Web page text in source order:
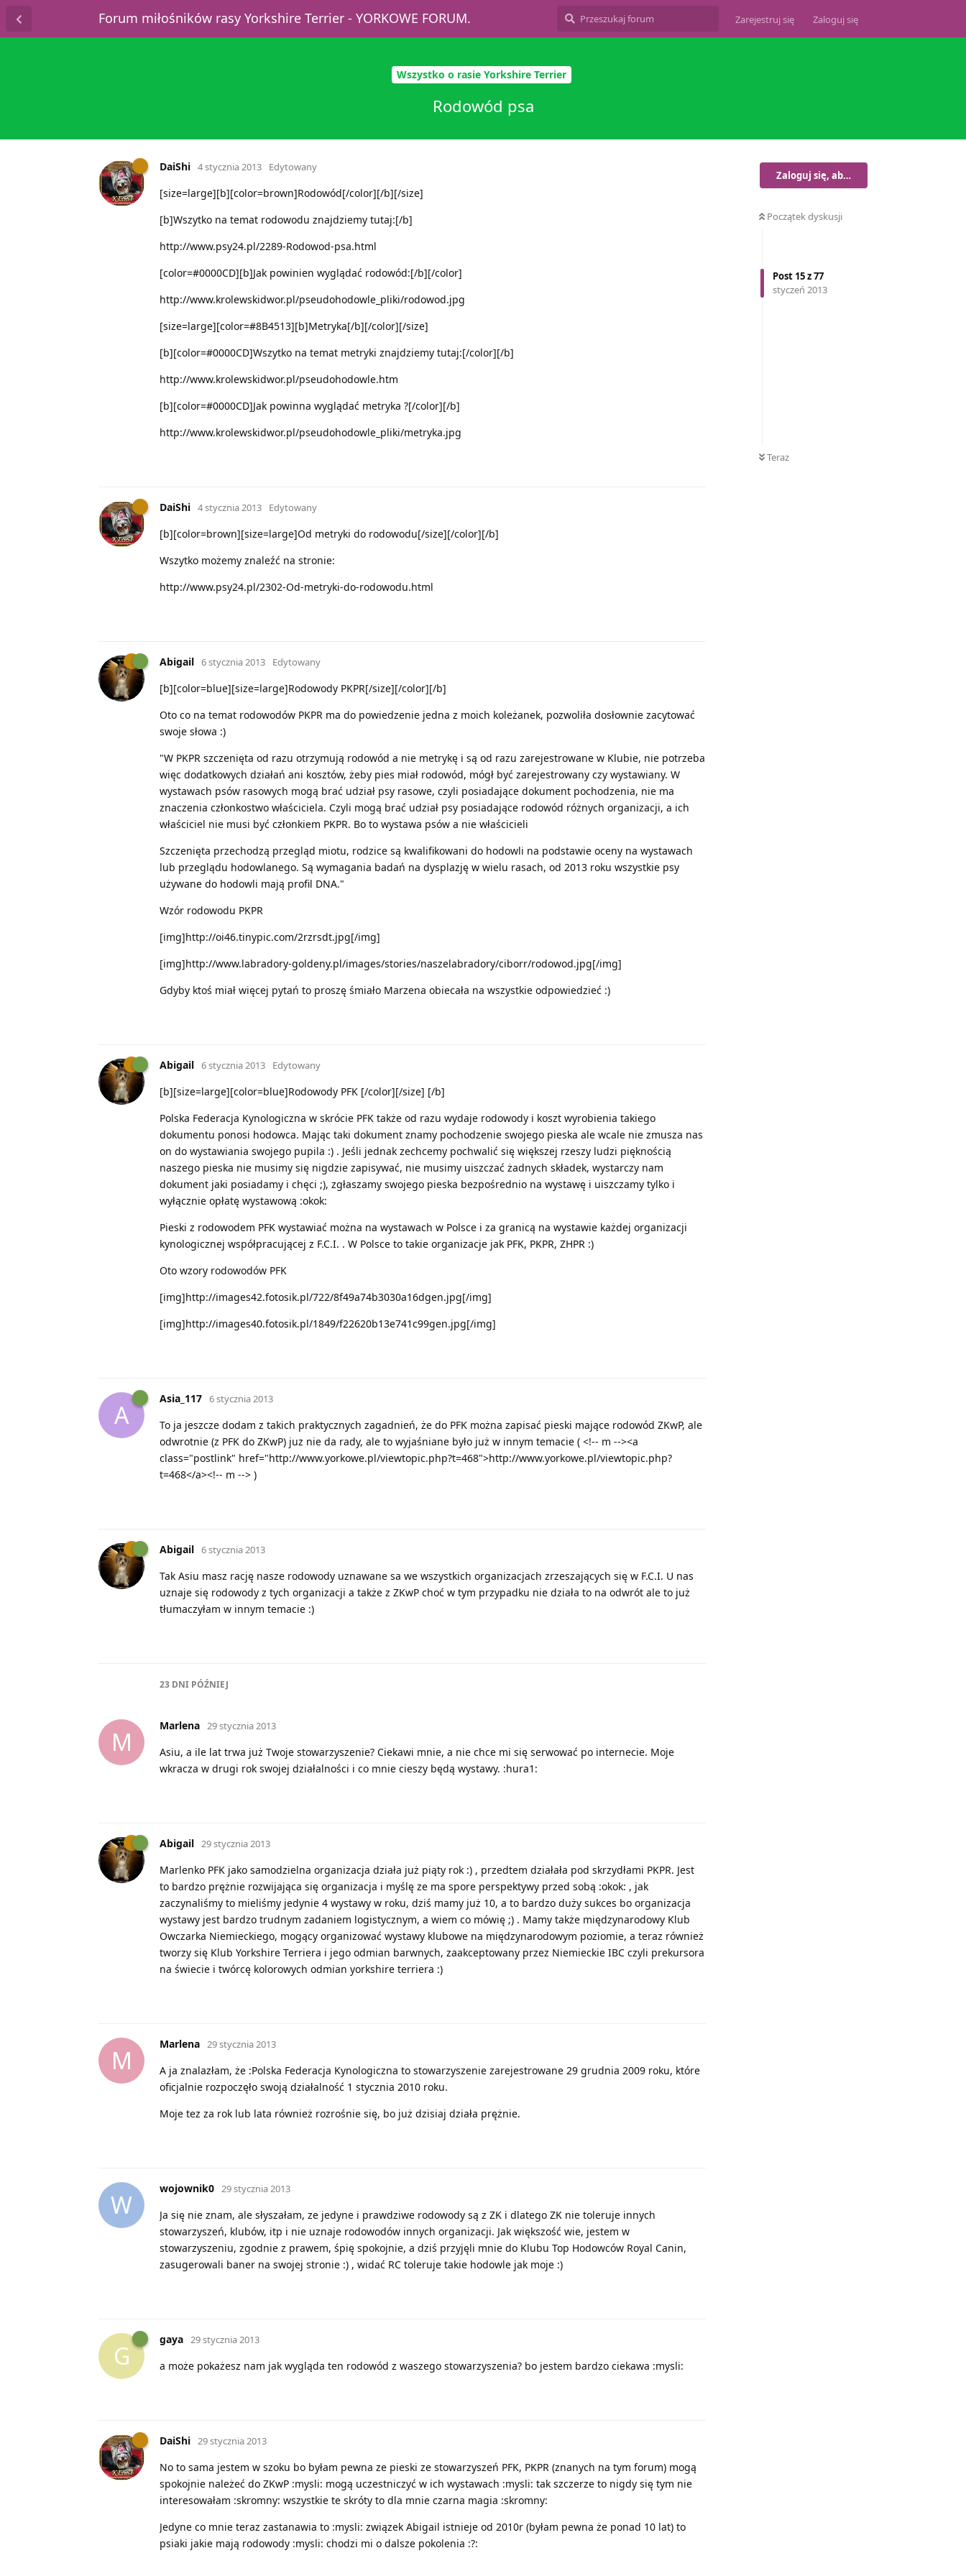
Forum miłośników rasy Yorkshire Terrier - YORKOWE FORUM. Zarejestruj się Zaloguj się
Wszystko o rasie Yorkshire Terrier
Rodowód psa
Zaloguj się, aby odpisać
Początek dyskusji
Post 15z77
styczeń 2013
Teraz
DaiShi 4 stycznia 2013 Edytowany
[size=large][b][color=brown]Rodowód[/color][/b][/size]
[b]Wszytko na temat rodowodu znajdziemy tutaj:[/b]
http://www.psy24.pl/2289-Rodowod-psa.html
[color=#0000CD][b]Jak powinien wyglądać rodowód:[/b][/color]
http://www.krolewskidwor.pl/pseudohodowle_pliki/rodowod.jpg
[size=large][color=#8B4513][b]Metryka[/b][/color][/size]
[b][color=#0000CD]Wszytko na temat metryki znajdziemy tutaj:[/color][/b]
http://www.krolewskidwor.pl/pseudohodowle.htm
[b][color=#0000CD]Jak powinna wyglądać metryka ?[/color][/b]
http://www.krolewskidwor.pl/pseudohodowle_pliki/metryka.jpg
DaiShi 4 stycznia 2013 Edytowany
[b][color=brown][size=large]Od metryki do rodowodu[/size][/color][/b]
Wszytko możemy znaleźć na stronie:
http://www.psy24.pl/2302-Od-metryki-do-rodowodu.html
Abigail 6 stycznia 2013 Edytowany
[b][color=blue][size=large]Rodowody PKPR[/size][/color][/b]
Oto co na temat rodowodów PKPR ma do powiedzenie jedna z moich koleżanek, pozwoliła dosłownie zacytować
swoje słowa :)
"W PKPR szczenięta od razu otrzymują rodowód a nie metrykę i są od razu zarejestrowane w Klubie, nie potrzeba
więc dodatkowych działań ani kosztów, żeby pies miał rodowód, mógł być zarejestrowany czy wystawiany. W
wystawach psów rasowych mogą brać udział psy rasowe, czyli posiadające dokument pochodzenia, nie ma
znaczenia członkostwo właściciela. Czyli mogą brać udział psy posiadające rodowód różnych organizacji, a ich
właściciel nie musi być członkiem PKPR. Bo to wystawa psów a nie właścicieli
Szczenięta przechodzą przegląd miotu, rodzice są kwalifikowani do hodowli na podstawie oceny na wystawach
lub przeglądu hodowlanego. Są wymagania badań na dysplazję w wielu rasach, od 2013 roku wszystkie psy
używane do hodowli mają profil DNA."
Wzór rodowodu PKPR
[img]http://oi46.tinypic.com/2rzrsdt.jpg[/img]
[img]http://www.labradory-goldeny.pl/images/stories/naszelabradory/ciborr/rodowod.jpg[/img]
Gdyby ktoś miał więcej pytań to proszę śmiało Marzena obiecała na wszystkie odpowiedzieć :)
Abigail 6 stycznia 2013 Edytowany
[b][size=large][color=blue]Rodowody PFK [/color][/size] [/b]
Polska Federacja Kynologiczna w skrócie PFK także od razu wydaje rodowody i koszt wyrobienia takiego
dokumentu ponosi hodowca. Mając taki dokument znamy pochodzenie swojego pieska ale wcale nie zmusza nas
on do wystawiania swojego pupila :) . Jeśli jednak zechcemy pochwalić się większej rzeszy ludzi pięknością
naszego pieska nie musimy się nigdzie zapisywać, nie musimy uiszczać żadnych składek, wystarczy nam
dokument jaki posiadamy i chęci ;), zgłaszamy swojego pieska bezpośrednio na wystawę i uiszczamy tylko i
wyłącznie opłatę wystawową :okok:
Pieski z rodowodem PFK wystawiać można na wystawach w Polsce i za granicą na wystawie każdej organizacji
kynologicznej współpracującej z F.C.I. . W Polsce to takie organizacje jak PFK, PKPR, ZHPR :)
Oto wzory rodowodów PFK
[img]http://images42.fotosik.pl/722/8f49a74b3030a16dgen.jpg[/img]
[img]http://images40.fotosik.pl/1849/f22620b13e741c99gen.jpg[/img]
A
Asia_117 6 stycznia 2013
To ja jeszcze dodam z takich praktycznych zagadnień, że do PFK można zapisać pieski mające rodowód ZKwP, ale
odwrotnie (z PFK do ZKwP) juz nie da rady, ale to wyjaśniane było już w innym temacie ( <!-- m --><a
class="postlink" href="http://www.yorkowe.pl/viewtopic.php?t=468">http://www.yorkowe.pl/viewtopic.php?
t=468</a><!-- m --> )
Abigail 6 stycznia 2013
Tak Asiu masz rację nasze rodowody uznawane sa we wszystkich organizacjach zrzeszających się w F.C.I. U nas
uznaje się rodowody z tych organizacji a także z ZKwP choć w tym przypadku nie działa to na odwrót ale to już
tłumaczyłam w innym temacie :)
23 DNI PÓŹNIEJ
M
Marlena 29 stycznia 2013
Asiu, a ile lat trwa już Twoje stowarzyszenie? Ciekawi mnie, a nie chce mi się serwować po internecie. Moje
wkracza w drugi rok swojej działalności i co mnie cieszy będą wystawy. :hura1:
Abigail 29 stycznia 2013
Marlenko PFK jako samodzielna organizacja działa już piąty rok :) , przedtem działała pod skrzydłami PKPR. Jest
to bardzo prężnie rozwijająca się organizacja i myślę ze ma spore perspektywy przed sobą :okok: , jak
zaczynaliśmy to mieliśmy jedynie 4 wystawy w roku, dziś mamy już 10, a to bardzo duży sukces bo organizacja
wystawy jest bardzo trudnym zadaniem logistycznym, a wiem co mówię ;) . Mamy także międzynarodowy Klub
Owczarka Niemieckiego, mogący organizować wystawy klubowe na międzynarodowym poziomie, a teraz również
tworzy się Klub Yorkshire Terriera i jego odmian barwnych, zaakceptowany przez Niemieckie IBC czyli prekursora
na świecie i twórcę kolorowych odmian yorkshire terriera :)
M
Marlena 29 stycznia 2013
A ja znalazłam, że :Polska Federacja Kynologiczna to stowarzyszenie zarejestrowane 29 grudnia 2009 roku, które
oficjalnie rozpoczęło swoją działalność 1 stycznia 2010 roku.
Moje tez za rok lub lata również rozrośnie się, bo już dzisiaj działa prężnie.
W
wojownik0 29 stycznia 2013
Ja się nie znam, ale słyszałam, ze jedyne i prawdziwe rodowody są z ZK i dlatego ZK nie toleruje innych
stowarzyszeń, klubów, itp i nie uznaje rodowodów innych organizacji. Jak większość wie, jestem w
stowarzyszeniu, zgodnie z prawem, śpię spokojnie, a dziś przyjęli mnie do Klubu Top Hodowców Royal Canin,
zasugerowali baner na swojej stronie :) , widać RC toleruje takie hodowle jak moje :)
G
gaya 29 stycznia 2013
a może pokażesz nam jak wygląda ten rodowód z waszego stowarzyszenia? bo jestem bardzo ciekawa :mysli:
DaiShi 29 stycznia 2013
No to sama jestem w szoku bo byłam pewna ze pieski ze stowarzyszeń PFK, PKPR (znanych na tym forum) mogą
spokojnie należeć do ZKwP :mysli: mogą uczestniczyć w ich wystawach :mysli: tak szczerze to nigdy się tym nie
interesowałam :skromny: wszystkie te skróty to dla mnie czarna magia :skromny:
Jedyne co mnie teraz zastanawia to :mysli: związek Abigail istnieje od 2010r (byłam pewna że ponad 10 lat) to
psiaki jakie mają rodowody :mysli: chodzi mi o dalsze pokolenia :?: